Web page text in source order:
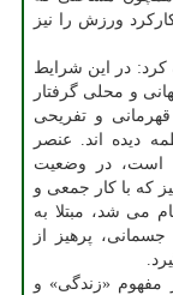
ورزش را نیز
در این شرایط
و محلی گرفتار
و تفریحی
دیده اند. عنصر
است، در وضعیت
که با کار جمعی و
می شد، مبتلا به
پرهیز از
مفهوم «زندگی» و